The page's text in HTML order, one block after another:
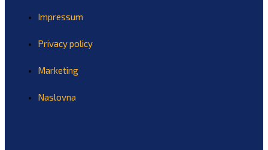
Impressum
Privacy policy
Marketing
Naslovna